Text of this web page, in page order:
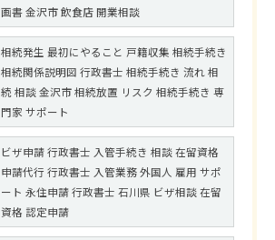
画書 金沢市 飲食店 開業相談
相続発生 最初にやること 戸籍収集 相続手続き
相続関係説明図 行政書士 相続手続き 流れ 相
続 相談 金沢市 相続放置 リスク 相続手続き 専
門家 サポート
ビザ申請 行政書士 入管手続き 相談 在留資格
申請代行 行政書士 入管業務 外国人 雇用 サポ
ート 永住申請 行政書士 石川県 ビザ相談 在留
資格 認定申請